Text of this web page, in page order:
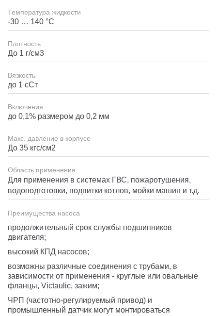
Температура жидкости
-30 … 140 °C
Плотность
До 1 г/см3
Вязкость
до 1 сСт
Включения
до 0,1% размером до 0,2 мм
Макс. давление в корпусе
До 35 кгс/см2
Область применения
Для применения в системах ГВС, пожаротушения,
водоподготовки, подпитки котлов, мойки машин и т.д.
Преимущества насоса
продолжительный срок службы подшипников
двигателя;
высокий КПД насосов;
возможны различные соединения с трубами, в
зависимости от применения - круглые или овальные
фланцы, Victaulic, зажим;
ЧРП (частотно-регулируемый привод) и
промышленный датчик могут монтироваться